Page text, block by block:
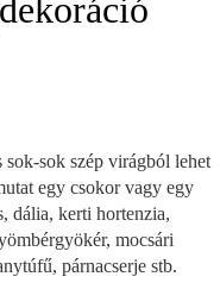
sok szép virágból lehet
egy csokor vagy egy
dália, kerti hortenzia,
mocsári
párnacserje stb.